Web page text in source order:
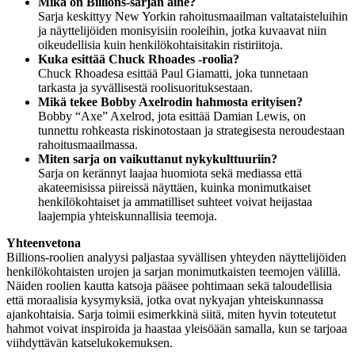
Sarja keskittyy New Yorkin rahoitusmaailman valtataisteluihin
ja näyttelijöiden monisyisiin rooleihin, jotka kuvaavat niin
oikeudellisia kuin henkilökohtaisitakin ristiriitoja.
Kuka esittää Chuck Rhoades -roolia?
Chuck Rhoadesa esittää Paul Giamatti, joka tunnetaan
tarkasta ja syvällisestä roolisuorituksestaan.
Mikä tekee Bobby Axelrodin hahmosta erityisen?
Bobby “Axe” Axelrod, jota esittää Damian Lewis, on
tunnettu rohkeasta riskinotostaan ja strategisesta neroudestaan
rahoitusmaailmassa.
Miten sarja on vaikuttanut nykykulttuuriin?
Sarja on kerännyt laajaa huomiota sekä mediassa että
akateemisissa piireissä näyttäen, kuinka monimutkaiset
henkilökohtaiset ja ammatilliset suhteet voivat heijastaa
laajempia yhteiskunnallisia teemoja.
Yhteenvetona
Billions-roolien analyysi paljastaa syvällisen yhteyden näyttelijöiden
henkilökohtaisten urojen ja sarjan monimutkaisten teemojen välillä.
Näiden roolien kautta katsoja pääsee pohtimaan sekä taloudellisia
että moraalisia kysymyksiä, jotka ovat nykyajan yhteiskunnassa
ajankohtaisia. Sarja toimii esimerkkinä siitä, miten hyvin toteutetut
hahmot voivat inspiroida ja haastaa yleisöään samalla, kun se tarjoaa
viihdyttävän katselukokemuksen.